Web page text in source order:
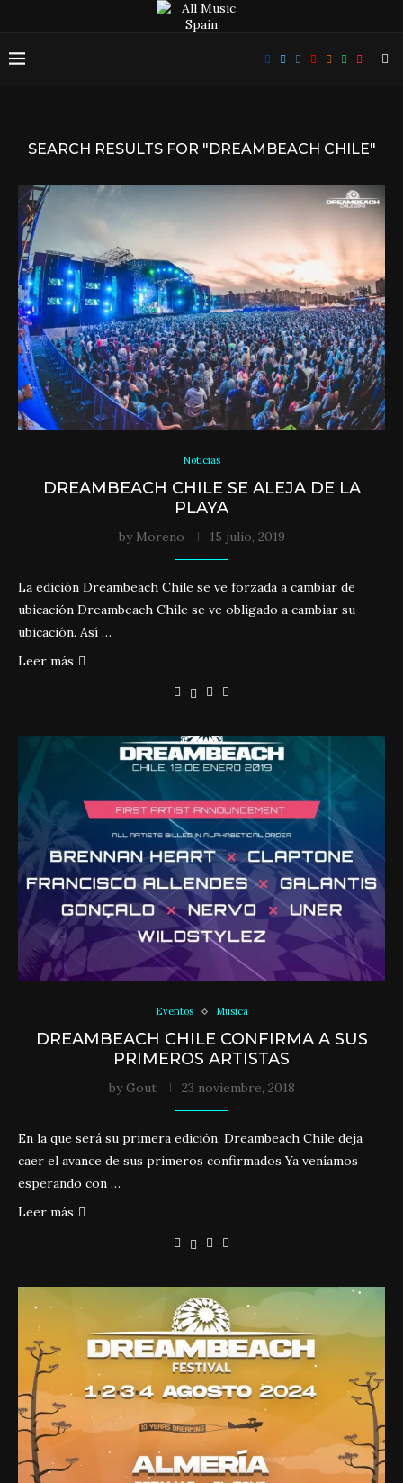
SEARCH RESULTS FOR "DREAMBEACH CHILE"
Noticias
DREAMBEACH CHILE SE ALEJA DE LA
PLAYA
by Moreno 15 julio, 2019
La edición Dreambeach Chile se ve forzada a cambiar de
ubicación Dreambeach Chile se ve obligado a cambiar su
ubicación. Así …
Leer más
Eventos Música
DREAMBEACH CHILE CONFIRMA A SUS
PRIMEROS ARTISTAS
by Gout 23 noviembre, 2018
En la que será su primera edición, Dreambeach Chile deja
caer el avance de sus primeros confirmados Ya veníamos
esperando con …
Leer más